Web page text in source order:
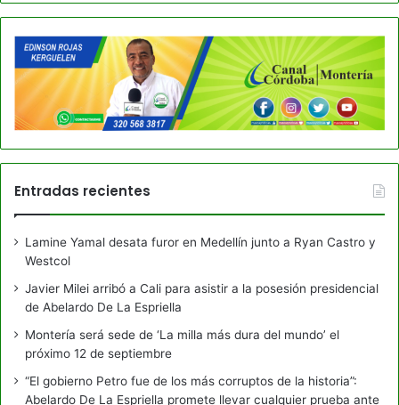
Entradas recientes
Lamine Yamal desata furor en Medellín junto a Ryan Castro y
Westcol
Javier Milei arribó a Cali para asistir a la posesión presidencial
de Abelardo De La Espriella
Montería será sede de ‘La milla más dura del mundo’ el
próximo 12 de septiembre
“El gobierno Petro fue de los más corruptos de la historia”:
Abelardo De La Espriella promete llevar cualquier prueba ante